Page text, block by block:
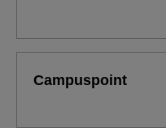
Campuspoint